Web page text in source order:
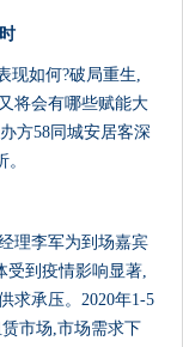
现如何?破局重生,
将会有哪些赋能大
方58同城安居客深
理李军为到场嘉宾
受到疫情影响显著,
求承压。2020年1-5
市场,市场需求下